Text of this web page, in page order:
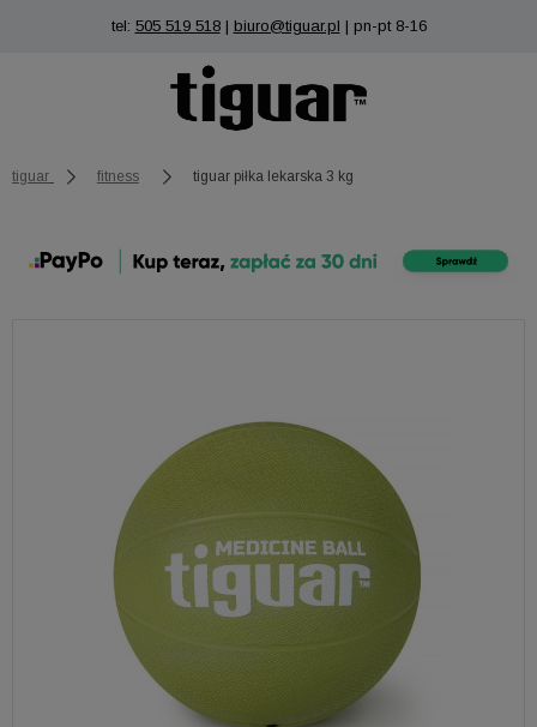
tel: 505 519 518| biuro@tiguar.pl | pn-pt 8-16
tiguar fitness tiguar piłka lekarska 3 kg